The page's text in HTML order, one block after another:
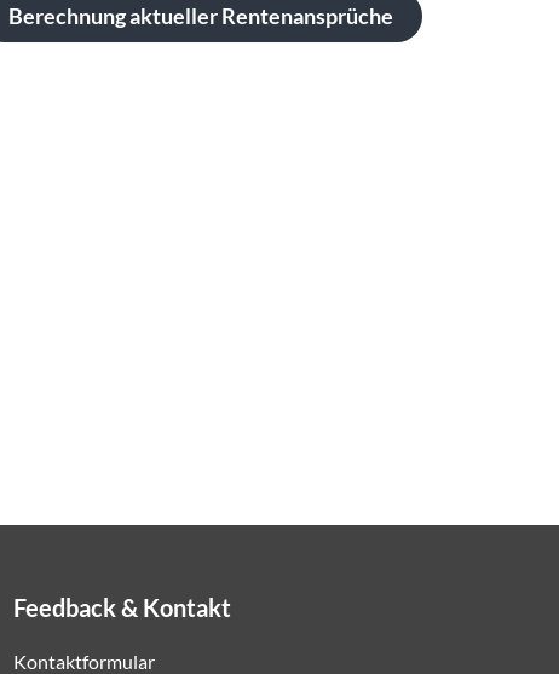
Berechnung aktueller Rentenansprüche
Feedback & Kontakt
Kontaktformular